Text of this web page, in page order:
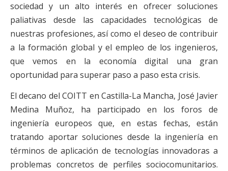
sociedad y un alto interés en ofrecer soluciones
paliativas desde las capacidades tecnológicas de
nuestras profesiones, así como el deseo de contribuir
a la formación global y el empleo de los ingenieros,
que vemos en la economía digital una gran
oportunidad para superar paso a paso esta crisis.
El decano del COITT en Castilla-La Mancha, José Javier
Medina Muñoz, ha participado en los foros de
ingeniería europeos que, en estas fechas, están
tratando aportar soluciones desde la ingeniería en
términos de aplicación de tecnologías innovadoras a
problemas concretos de perfiles sociocomunitarios.